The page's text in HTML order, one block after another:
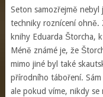
Seton samozřejmě
techniky roznícení ohně.
knihy Eduarda Štorcha,
Méně známé je, že
mimo jiné byl také
přírodního táboření.
ale pokud víme, nikdy